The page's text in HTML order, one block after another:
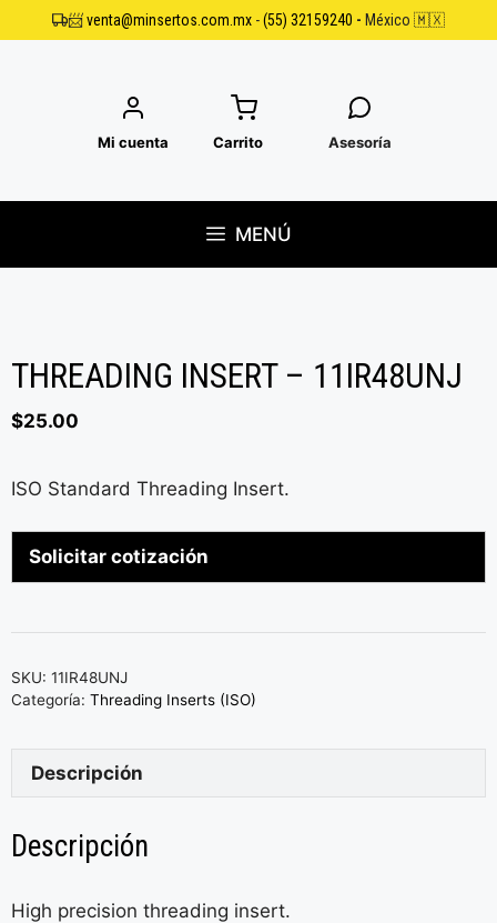
al
📨venta@minsertos.com.mx -(55) 32159240 - México 🇲🇽
Mi cuenta Carrito Asesoría
MENÚ
THREADING INSERT – 11IR48UNJ
$25.00
ISO Standard Threading Insert.
Solicitar cotización
SKU: 11IR48UNJ
Categoría: Threading Inserts (ISO)
Descripción
Descripción
High precision threading insert.